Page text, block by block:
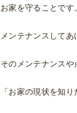
お家を守ることです
メンテナンスしてあ
そのメンテナンスや
「お家の現状を知